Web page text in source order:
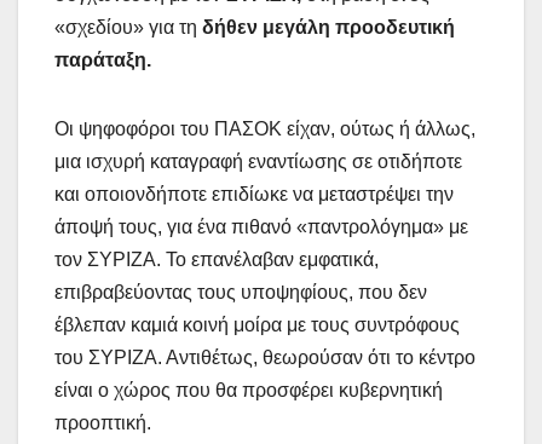
«σχεδίου» για τη δήθεν μεγάλη προοδευτική
παράταξη.
Οι ψηφοφόροι του ΠΑΣΟΚ είχαν, ούτως ή άλλως,
μια ισχυρή καταγραφή εναντίωσης σε οτιδήποτε
και οποιονδήποτε επιδίωκε να μεταστρέψει την
άποψή τους, για ένα πιθανό «παντρολόγημα» με
τον ΣΥΡΙΖΑ. Το επανέλαβαν εμφατικά,
επιβραβεύοντας τους υποψηφίους, που δεν
έβλεπαν καμιά κοινή μοίρα με τους συντρόφους
του ΣΥΡΙΖΑ. Αντιθέτως, θεωρούσαν ότι το κέντρο
είναι ο χώρος που θα προσφέρει κυβερνητική
προοπτική.